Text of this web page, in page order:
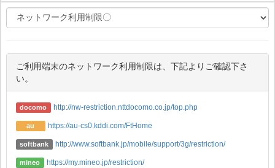
ご利用端末のネットワーク利用制限は、下記よりご確認下さ
い。
docomo http://nw-restriction.nttdocomo.co.jp/top.php
au https://au-cs0.kddi.com/FtHome
softbank http://www.softbank.jp/mobile/support/3g/restriction/
mineo https://my.mineo.jp/restriction/